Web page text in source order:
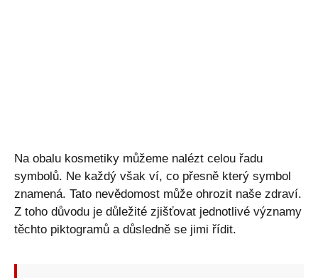
Na obalu kosmetiky můžeme nalézt celou řadu
symbolů. Ne každý však ví, co přesně který symbol
znamená. Tato nevědomost může ohrozit naše zdraví.
Z toho důvodu je důležité zjišťovat jednotlivé významy
těchto piktogramů a důsledně se jimi řídit.